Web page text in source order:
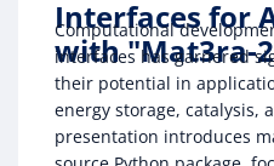
Interfaces for
with "Mat3ra-
Computational
interfaces has garnered
their potential in
energy storage, catalysis,
presentation introduces